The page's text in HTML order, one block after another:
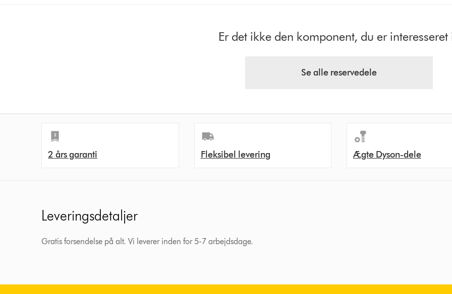
Er det ikke den komponent, du er interesseret
Se alle reservedele
2 års garanti Fleksibel levering Ægte Dyson-dele
Leveringsdetaljer
Gratis forsendelse på alt. Vi leverer inden for 5-7 arbejdsdage.